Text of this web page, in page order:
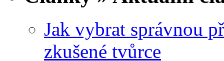
Jak vybrat správnou
zkušené tvůrce